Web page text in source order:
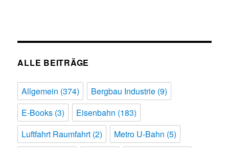
ALLE BEITRÄGE
Allgemein (374) Bergbau Industrie (9)
E-Books (3) Eisenbahn (183)
Luftfahrt Raumfahrt (2) Metro U-Bahn (5)